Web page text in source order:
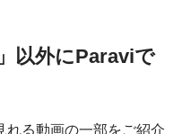
以外にParaviで
れる動画の一部をご紹介